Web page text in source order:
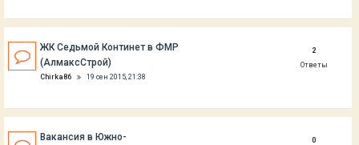
ЖК Седьмой Континет в ФМР
(АлмаксСтрой)
Chirka86 19 сен 2015, 21:38
2
Ответы
Вакансия в Южно-
0